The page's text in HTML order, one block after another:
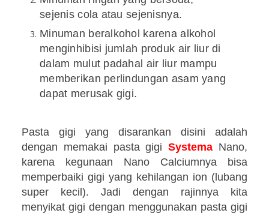
sejenis cola atau sejenisnya.
Minuman beralkohol karena alkohol
menginhibisi jumlah produk air liur di
dalam mulut padahal air liur mampu
memberikan perlindungan asam yang
dapat merusak gigi.
Pasta gigi yang disarankan disini adalah
dengan memakai pasta gigiSystema Nano,
karena kegunaan Nano Calciumnya bisa
memperbaiki gigi yang kehilangan ion (lubang
super kecil). Jadi dengan rajinnya kita
menyikat gigi dengan menggunakan pasta gigi